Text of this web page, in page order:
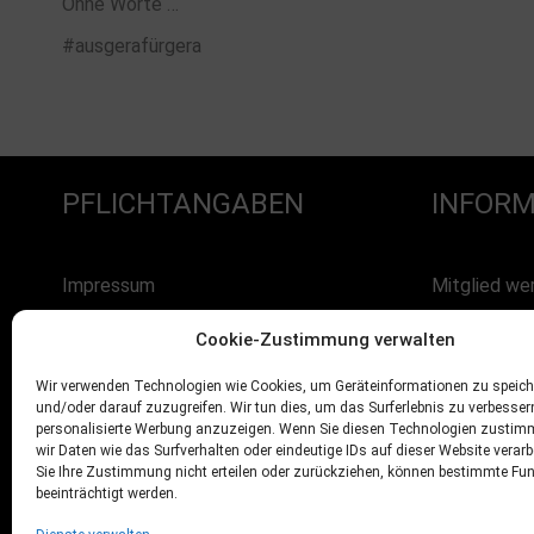
Cookie-Zustimmung verwalten
Wir verwenden Technologien wie Cookies, um Geräteinformationen zu
und/oder darauf zuzugreifen. Wir tun dies, um das Surferlebnis zu
personalisierte Werbung anzuzeigen. Wenn Sie diesen Technologien
wir Daten wie das Surfverhalten oder eindeutige IDs auf dieser Website
Sie Ihre Zustimmung nicht erteilen oder zurückziehen, können bestimmte
beeinträchtigt werden.
#ausgerafürgera
PFLICHTANGABEN
Impressum
Widerrufsbelehrung
Versand
Kontakt
Mitglied